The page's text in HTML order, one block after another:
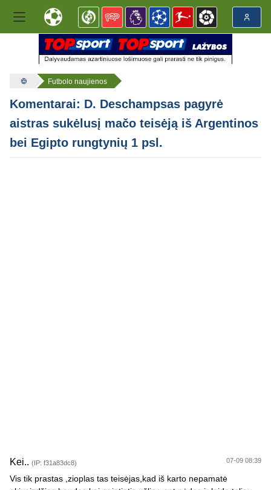
Futbolo naujienos
Komentarai: D. Deschampsas pagyrė
aistras sukėlusį mačo teisėją iš Argentinos
bei Egipto rungtynių 1 psl.
Kei.. (IP: f31a83dc8) 07-09 08:39
Vis tik prastas ,zioplas tas teisėjas,kad iš karto nepamatė